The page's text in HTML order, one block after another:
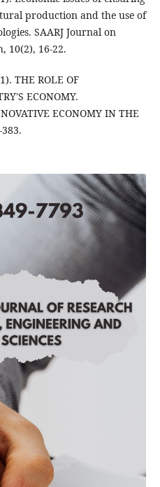
production and the use of
SAARJ Journal on
10(2), 16-22.
THE ROLE OF
ECONOMY.
ECONOMY IN THE